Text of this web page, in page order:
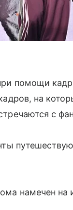
помощи
на
с
намечен на